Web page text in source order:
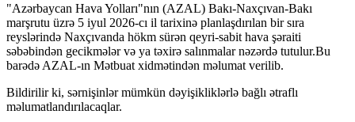
"Azərbaycan Hava Yolları"nın (AZAL) Bakı-Naxçıvan-Bakı
marşrutu üzrə 5 iyul 2026-cı il tarixinə planlaşdırılan bir sıra
reyslərində Naxçıvanda hökm sürən qeyri-sabit hava şəraiti
səbəbindən gecikmələr və ya təxirə salınmalar nəzərdə tutulur.Bu
barədə AZAL-ın Mətbuat xidmətindən məlumat verilib.
Bildirilir ki, sərnişinlər mümkün dəyişikliklərlə bağlı ətraflı
məlumatlandırılacaqlar.